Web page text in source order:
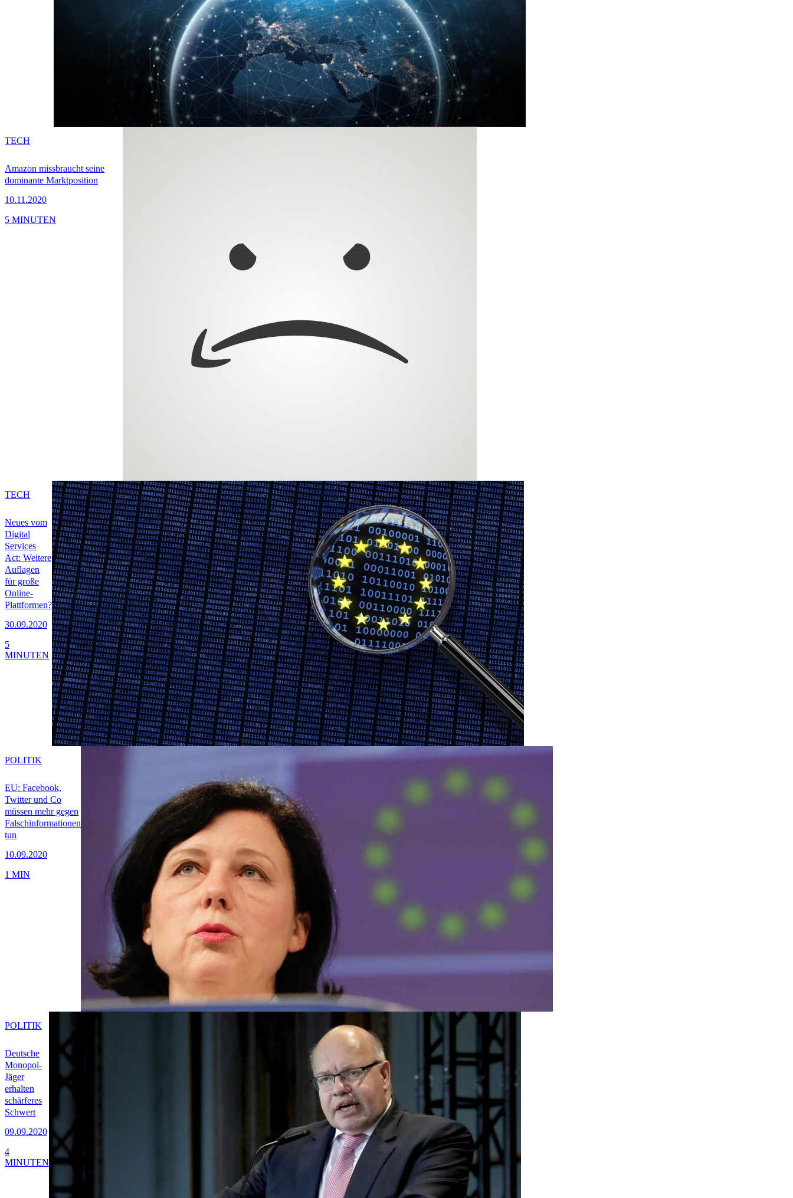
Amazon missbraucht seine
dominante Marktposition
10.11.2020
TECH
5 MINUTEN
Neues vom
Digital
Services
Act: Weitere
Auflagen
für große
Online-
Plattformen?
30.09.2020
TECH
5
MINUTEN
EU: Facebook,
Twitter und Co
müssen mehr gegen
Falschinformationen
tun
10.09.2020
POLITIK
1 MIN
Deutsche
Monopol-
Jäger
erhalten
schärferes
Schwert
09.09.2020
POLITIK
4
MINUTEN